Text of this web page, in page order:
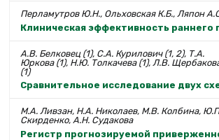
Перламутров Ю.Н., Ольховская К.Б., Ляпон
Клиническая эффективность
А.В. Белковец (1), С.А. Курилович (1, 2), Т.А.
Юркова (1), Н.Ю. Толкачева (1), Л.В.
(1)
Сравнительное исследование двух
М.А. Ливзан, Н.А. Николаев, М.В. Колбина,
Скирденко, А.Н. Судакова
Регистр прогнозируемой